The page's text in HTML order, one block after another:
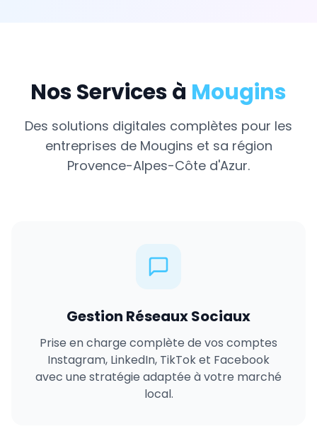
Nos Services à Mougins
Des solutions digitales complètes pour les
entreprises de Mougins et sa région
Provence-Alpes-Côte d'Azur.
Gestion Réseaux Sociaux
Prise en charge complète de vos comptes
Instagram, LinkedIn, TikTok et Facebook
avec une stratégie adaptée à votre marché
local.